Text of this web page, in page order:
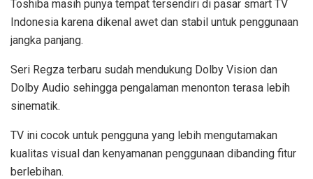
Toshiba masih punya tempat tersendiri di pasar smart TV
Indonesia karena dikenal awet dan stabil untuk penggunaan
jangka panjang.
Seri Regza terbaru sudah mendukung Dolby Vision dan
Dolby Audio sehingga pengalaman menonton terasa lebih
sinematik.
TV ini cocok untuk pengguna yang lebih mengutamakan
kualitas visual dan kenyamanan penggunaan dibanding fitur
berlebihan.